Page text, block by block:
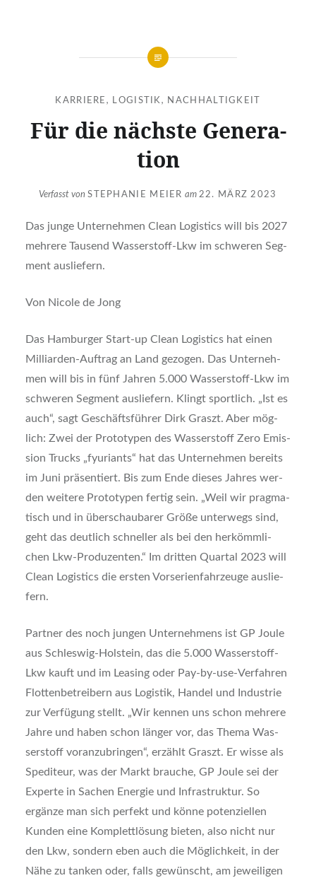
KARRIERE , LOGISTIK, NACHHALTIGKEIT
Für die nächs­te Gene­ra­
ti­on
Verfasst vonSTEPHANIE MEIER am 22. MÄRZ 2023
Das jun­ge Unter­neh­men Clean Logi­stics will bis 2027
meh­re­re Tau­send Was­ser­stoff-Lkw im schwe­ren Seg­
ment aus­lie­fern.
Von Nico­le de Jong
Das Ham­bur­ger Start-up Clean Logi­stics hat einen
Mil­li­ar­den-Auf­trag an Land gezo­gen. Das Unter­neh­
men will bis in fünf Jah­ren 5.000 Was­ser­stoff-Lkw im
schwe­ren Seg­ment aus­lie­fern. Klingt sport­lich. „Ist es
auch“, sagt Geschäfts­füh­rer Dirk Graszt. Aber mög­
lich: Zwei der Pro­to­ty­pen des Was­ser­stoff Zero Emis­
si­on Trucks „fyuri­ants“ hat das Unter­neh­men bereits
im Juni prä­sen­tiert. Bis zum Ende die­ses Jah­res wer­
den wei­te­re Pro­to­ty­pen fer­tig sein. „Weil wir prag­ma­
tisch und in über­schau­ba­rer Grö­ße unter­wegs sind,
geht das deut­lich schnel­ler als bei den her­kömm­li­
chen Lkw-Pro­du­zen­ten.“ Im drit­ten Quar­tal 2023 will
Clean Logi­stics die ers­ten Vor­se­ri­en­fahr­zeu­ge aus­lie­
fern.
Part­ner des noch jun­gen Unter­neh­mens ist GP Joule
aus Schles­wig-Hol­stein, das die 5.000 Was­ser­stoff-
Lkw kauft und im Lea­sing oder Pay-by-use-Ver­fah­ren
Flot­ten­be­trei­bern aus Logis­tik, Han­del und Indus­trie
zur Ver­fü­gung stellt. „Wir ken­nen uns schon meh­re­re
Jah­re und haben schon län­ger vor, das The­ma Was­
ser­stoff vor­an­zu­brin­gen“, erzählt Graszt. Er wis­se als
Spe­di­teur, was der Markt brau­che, GP Joule sei der
Exper­te in Sachen Ener­gie und Infra­struk­tur. So
ergän­ze man sich per­fekt und kön­ne poten­zi­el­len
Kun­den eine Kom­plett­lö­sung bie­ten, also nicht nur
den Lkw, son­dern eben auch die Mög­lich­keit, in der
Nähe zu tan­ken oder, falls gewünscht, am jewei­li­gen